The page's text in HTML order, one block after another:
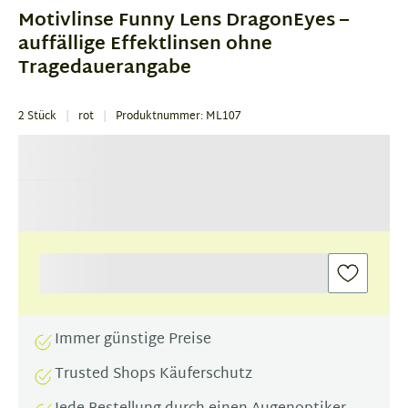
1
Motivlinse Funny Lens DragonEyes –
auffällige Effektlinsen ohne
Tragedauerangabe
2 Stück rot Produktnummer: ML107
Immer günstige Preise
Trusted Shops Käuferschutz